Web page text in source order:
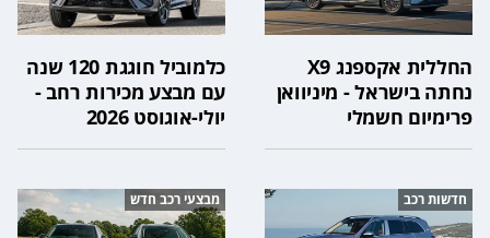
החללית אקספנג X9
נחתה בישראל - מיניוואן
פרימיום חשמלי
כלמוביל חוגגת 120 שנה
עם מבצע מכירות רחב -
יולי-אוגוסט 2026
חדשות רכב מבצעי רכב חדש